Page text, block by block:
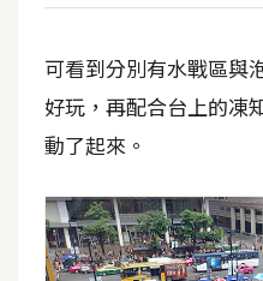
D
網
頁
端
P
可看到分別有水戰區與
好玩，再配合台上的凍
動了起來。